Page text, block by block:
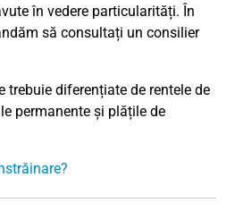
în vedere particularități. În
să consultați un consilier
trebuie diferențiate de rentele de
permanente și plățile de